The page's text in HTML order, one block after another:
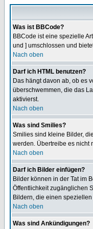
Was ist BBCode?
BBCode ist eine spezielle
und ] umschlossen und
Nach oben
Darf ich HTML benutzen?
Das hängt davon ab, ob es
überschwemmen, die das
aktivierst.
Nach oben
Was sind Smilies?
Smilies sind kleine Bilder,
werden. Übertreibe es nicht
Nach oben
Darf ich Bilder einfügen?
Bilder können in der Tat im
Öffentlichkeit zugänglichen
Bildern, die einen
Nach oben
Was sind Ankündigungen?